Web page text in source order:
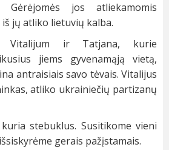
Gėrėjomės jos atliekamomis
jų atliko lietuvių kalba.
Vitalijum ir Tatjana, kurie
jiems gyvenamąją vietą,
antraisiais savo tėvais. Vitalijus
atliko ukrainiečių partizanų
stebuklus. Susitikome vieni
gerais pažįstamais.